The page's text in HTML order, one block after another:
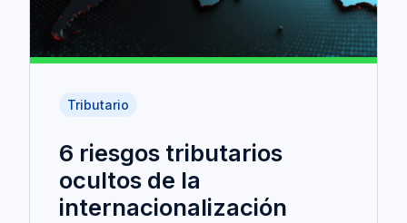
Tributario
6 riesgos tributarios
ocultos de la
internacionalización